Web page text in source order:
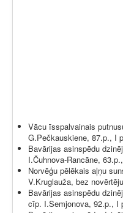
Vācu īsspalvainais
G.Pečkauskiene, 87.p., I
Bavārijas asinspēdu
I.Čuhnova-Rancāne,
Norvēģu pēlēkais aļņu
V.Kruglauža, bez
Bavārijas asinspēdu
cīp. I.Semjonova, 92.p., I